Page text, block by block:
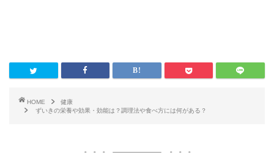
HOME
健康
ずいきの栄養や効果・効能は？調理法や食べ方には何がある？